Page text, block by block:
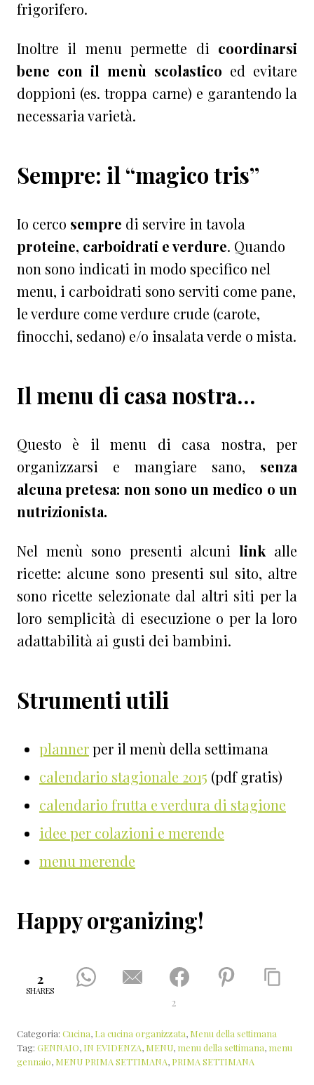
frigorifero.
Inoltre il menu permette di coordinarsi
bene con il menù scolastico ed evitare
doppioni (es. troppa carne) e garantendo la
necessaria varietà.
Sempre: il “magico tris”
Io cerco sempre di servire in tavola
proteine, carboidrati e verdure. Quando
non sono indicati in modo specifico nel
menu, i carboidrati sono serviti come pane,
le verdure come verdure crude (carote,
finocchi, sedano) e/o insalata verde o mista.
Il menu di casa nostra…
Questo è il menu di casa nostra, per
organizzarsi e mangiare sano, senza
alcuna pretesa: non sono un medico o un
nutrizionista.
Nel menù sono presenti alcunilink alle
ricette: alcune sono presenti sul sito, altre
sono ricette selezionate dal altri siti per la
loro semplicità di esecuzione o per la loro
adattabilità ai gusti dei bambini.
Strumenti utili
plannerper il menù della settimana
calendario stagionale 2015 (pdf gratis)
calendario frutta e verdura di stagione
idee per colazioni e merende
menu merende
Happy organizing!
2
SHARES
2
Categoria: Cucina, La cucina organizzata, Menu della settimana
Tag: GENNAIO, IN EVIDENZA, MENU, menu della settimana, menu
gennaio, MENU PRIMA SETTIMANA, PRIMA SETTIMANA